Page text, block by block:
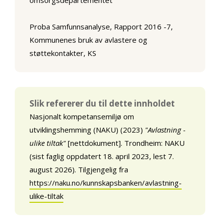
Proba Samfunnsanalyse, Rapport 2016 -7,
Kommunenes bruk av avlastere og
støttekontakter, KS
Slik refererer du til dette innholdet
Nasjonalt kompetansemiljø om
utviklingshemming (NAKU) (2023) "Avlastning -
ulike tiltak" [nettdokument]. Trondheim: NAKU
(sist faglig oppdatert 18. april 2023, lest 7.
august 2026). Tilgjengelig fra
https://naku.no/kunnskapsbanken/avlastning-
ulike-tiltak